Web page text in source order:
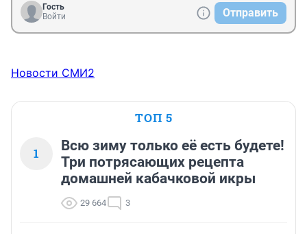
Гость
Войти
Отправить
Новости СМИ2
ТОП 5
1
Всю зиму только её есть будете!
Три потрясающих рецепта
домашней кабачковой икры
29 664 3